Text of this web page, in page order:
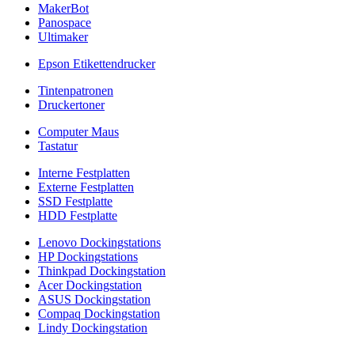
MakerBot
Panospace
Ultimaker
Epson Etikettendrucker
Tintenpatronen
Druckertoner
Computer Maus
Tastatur
Interne Festplatten
Externe Festplatten
SSD Festplatte
HDD Festplatte
Lenovo Dockingstations
HP Dockingstations
Thinkpad Dockingstation
Acer Dockingstation
ASUS Dockingstation
Compaq Dockingstation
Lindy Dockingstation